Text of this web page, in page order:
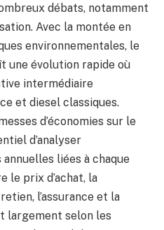
débats, notamment
Avec la montée en
environnementales, le
une évolution rapide où
intermédiaire
et diesel classiques.
d’économies sur le
d’analyser
liées à chaque
le prix d’achat, la
l’assurance et la
largement selon les